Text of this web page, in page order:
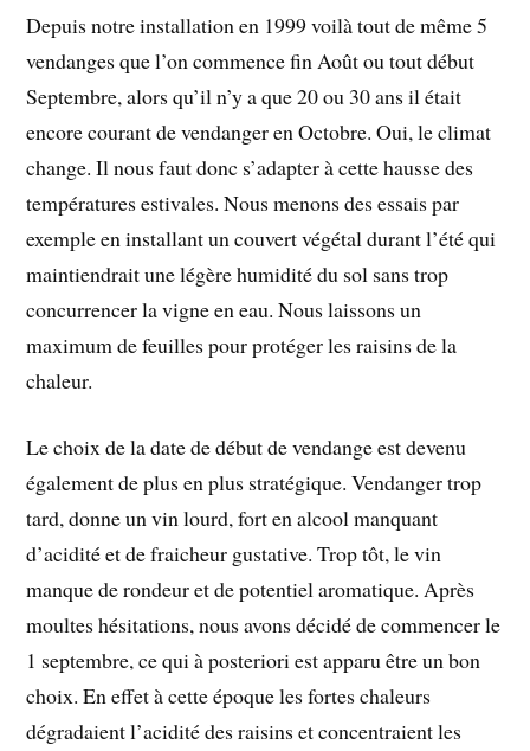
Depuis notre installation en 1999 voilà tout de même 5
vendanges que l’on commence fin Août ou tout début
Septembre, alors qu’il n’y a que 20 ou 30 ans il était
encore courant de vendanger en Octobre. Oui, le climat
change. Il nous faut donc s’adapter à cette hausse des
températures estivales. Nous menons des essais par
exemple en installant un couvert végétal durant l’été qui
maintiendrait une légère humidité du sol sans trop
concurrencer la vigne en eau. Nous laissons un
maximum de feuilles pour protéger les raisins de la
chaleur.
Le choix de la date de début de vendange est devenu
également de plus en plus stratégique. Vendanger trop
tard, donne un vin lourd, fort en alcool manquant
d’acidité et de fraicheur gustative. Trop tôt, le vin
manque de rondeur et de potentiel aromatique. Après
moultes hésitations, nous avons décidé de commencer le
1 septembre, ce qui à posteriori est apparu être un bon
choix. En effet à cette époque les fortes chaleurs
dégradaient l’acidité des raisins et concentraient les